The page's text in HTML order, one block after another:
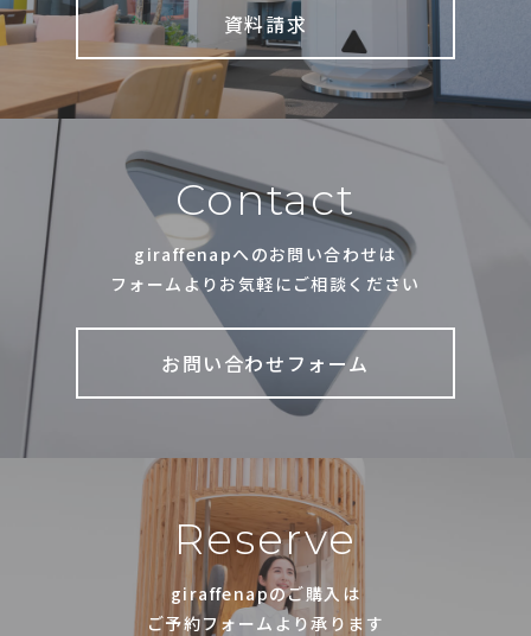
資料請求
Contact
giraffenapへのお問い合わせは
フォームよりお気軽にご相談ください
お問い合わせフォーム
Reserve
giraffenapのご購入は
ご予約フォームより承ります